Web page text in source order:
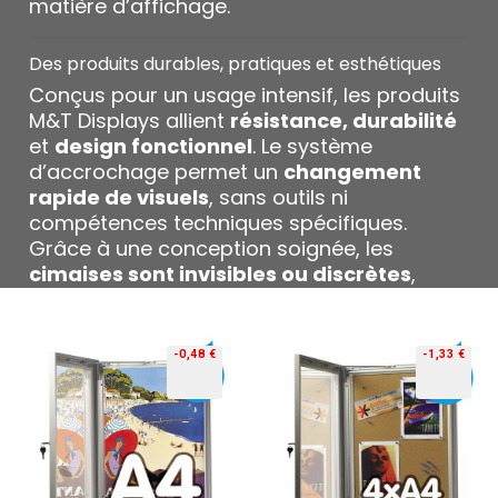
matière d’affichage.
Des produits durables, pratiques et esthétiques
Conçus pour un usage intensif, les produits
M&T Displays allient résistance, durabilité
et design fonctionnel. Le système
d’accrochage permet un changement
rapide de visuels, sans outils ni
compétences techniques spécifiques.
Grâce à une conception soignée, les
cimaises sont invisibles ou discrètes,
En résumé : pourquoi choisir les cimaises M&T
Displays ?
✅
Systèmes de suspension
professionnels
et durables
✅
Installation simple
et sans dégâts
-0,48 € -1,33 €